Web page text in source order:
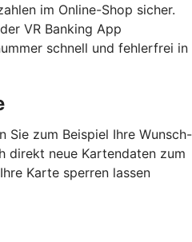
im Online-Shop sicher.
VR Banking App
schnell und fehlerfrei in
Sie zum Beispiel Ihre Wunsch-
direkt neue Kartendaten zum
Karte sperren lassen